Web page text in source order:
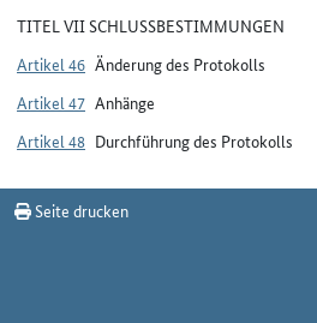
TITEL VII SCHLUSSBESTIMMUNGEN
Artikel 46 Änderung des Protokolls
Artikel 47 Anhänge
Artikel 48 Durchführung des Protokolls
Seite drucken